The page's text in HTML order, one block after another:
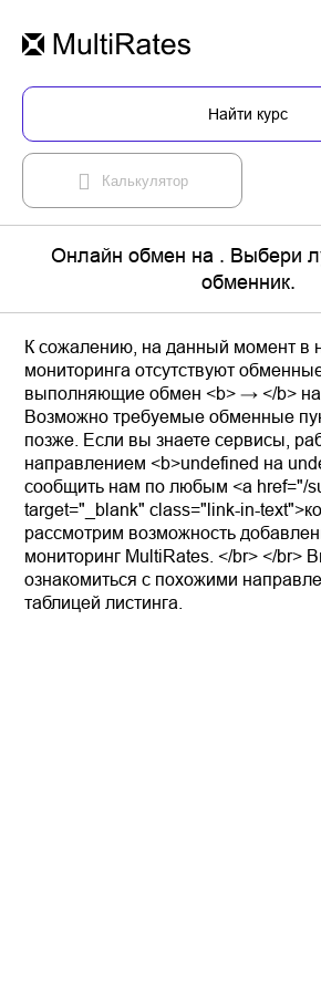
Найти курс
Калькулятор
Онлайн обмен на . Выбери
обменник.
К сожалению, на данный момент в
мониторинга отсутствуют
выполняющие обмен <b> → </b>
Возможно требуемые обменные
позже. Если вы знаете сервисы,
направлением <b>undefined на
сообщить нам по любым <a href="/
target="_blank" class="link-in-
рассмотрим возможность
мониторинг MultiRates. </br> </br>
ознакомиться с похожими
таблицей листинга.